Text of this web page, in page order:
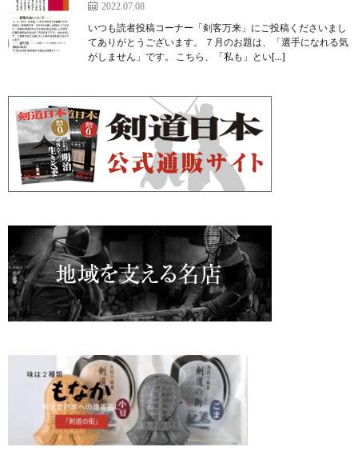
2022.07.08
いつも読者投稿コーナー「剣客万来」にご投稿くださいまし
てありがとうございます。 ７月のお題は、「選手になれる気
がしません」です。 こちら、「私も」とい[…]